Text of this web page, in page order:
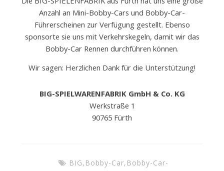
Anzahl an Mini-Bobby-Cars und Bobby-Car-
Führerscheinen zur Verfügung gestellt. Ebenso
sponsorte sie uns mit Verkehrskegeln, damit wir das
Bobby-Car Rennen durchführen können.
Wir sagen: Herzlichen Dank für die Unterstützung!
BIG-SPIELWARENFABRIK GmbH & Co. KG
Werkstraße 1
90765 Fürth
BIG, Bobby-Car, Bobby-Car-